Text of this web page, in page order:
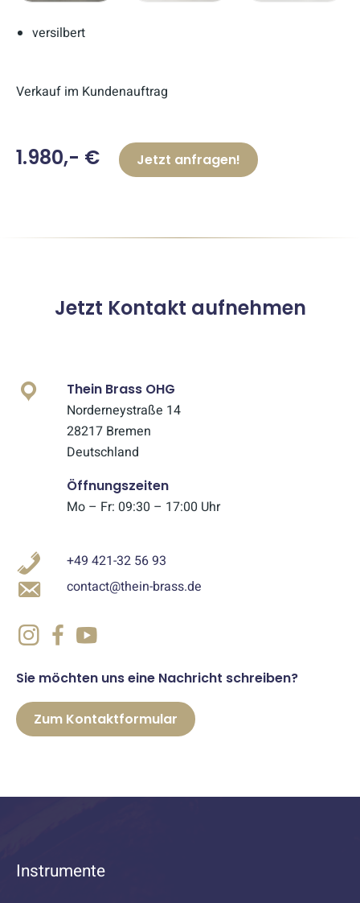
versilbert
Verkauf im Kundenauftrag
1.980,- € Jetzt anfragen!
Jetzt Kontakt aufnehmen
Thein Brass OHG
Norderneystraße 14
28217 Bremen
Deutschland
Öffnungszeiten
Mo – Fr: 09:30 – 17:00 Uhr
+49 421-32 56 93
contact@thein-brass.de
Sie möchten uns eine Nachricht schreiben?
Zum Kontaktformular
Instrumente